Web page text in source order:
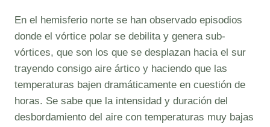
En el hemisferio norte se han observado episodios
donde el vórtice polar se debilita y genera sub-
vórtices, que son los que se desplazan hacia el sur
trayendo consigo aire ártico y haciendo que las
temperaturas bajen dramáticamente en cuestión de
horas. Se sabe que la intensidad y duración del
desbordamiento del aire con temperaturas muy bajas